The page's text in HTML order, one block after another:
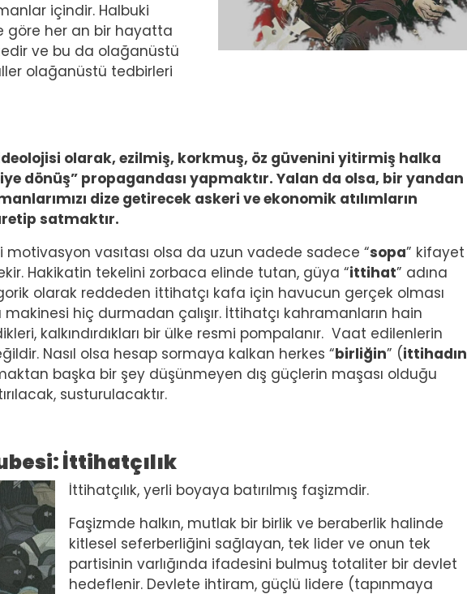
içindir. Halbuki
göre her an bir hayatta
ve bu da olağanüstü
olağanüstü tedbirleri
olarak, ezilmiş, korkmuş, öz güvenini yitirmiş halka
dönüş” propagandası yapmaktır. Yalan da olsa, bir yandan
dize getirecek askeri ve ekonomik atılımların
satmaktır.
vasıtası olsa da uzun vadede sadece “sopa” kifayet
Hakikatin tekelini zorbaca elinde tutan, güya “ittihat” adına
olarak reddeden ittihatçı kafa için havucun gerçek olması
hiç durmadan çalışır. İttihatçı kahramanların hain
kalkındırdıkları bir ülke resmi pompalanır. Vaat edilenlerin
Nasıl olsa hesap sormaya kalkan herkes “birliğin” (ittihadın
başka bir şey düşünmeyen dış güçlerin maşası olduğu
susturulacaktır.
İttihatçılık
İttihatçılık, yerli boyaya batırılmış faşizmdir.
Faşizmde halkın, mutlak bir birlik ve beraberlik halinde
kitlesel seferberliğini sağlayan, tek lider ve onun tek
partisinin varlığında ifadesini bulmuş totaliter bir devlet
hedeflenir. Devlete ihtiram, güçlü lidere (tapınmaya